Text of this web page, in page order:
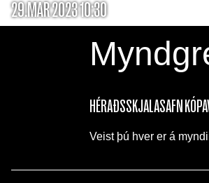
29.MAR 2023 10:30
HÉRAÐSSKJALASAFN
Veist þú hver er á